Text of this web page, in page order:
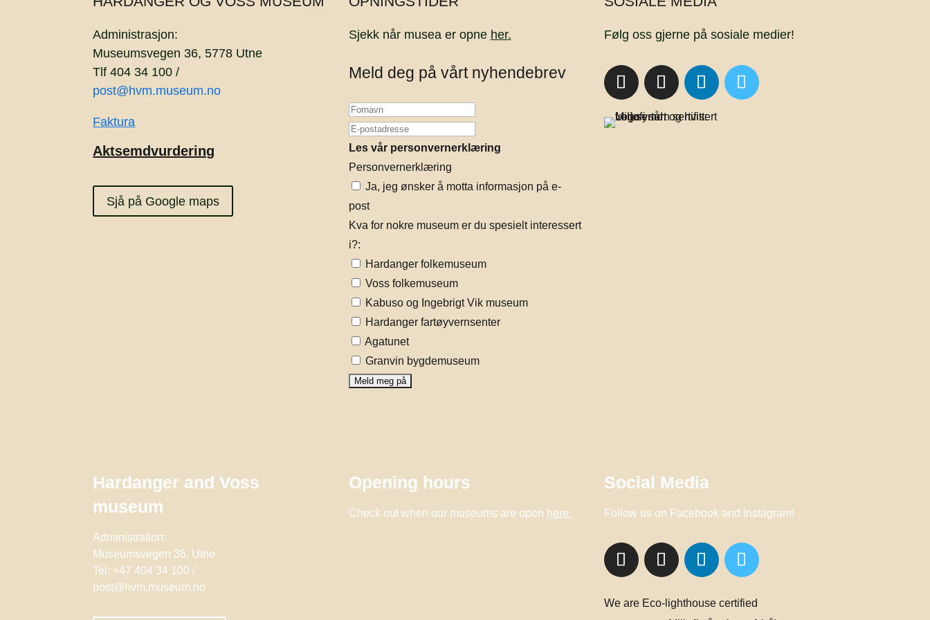
Administrasjon:
Museumsvegen 36, 5778 Utne
Tlf 404 34 100 /
post@hvm.museum.no
Faktura
Aktsemdvurdering
Sjå på Google maps
Sjekk når musea er opne her.
Meld deg på vårt nyhendebrev
Les vår personvernerklæring
Personvernerklæring
Ja, jeg ønsker å motta informasjon på e-
post
Kva for nokre museum er du spesielt interessert
i?:
Hardanger folkemuseum
Voss folkemuseum
Kabuso og Ingebrigt Vik museum
Hardanger fartøyvernsenter
Agatunet
Granvin bygdemuseum
Følg oss gjerne på sosiale medier!
Hardanger and Voss
museum
Administration:
Museumsvegen 36, Utne
Tel: +47 404 34 100 /
post@hvm.museum.no
Opening hours
Check out when our museums are open here.
Social Media
Follow us on Facebook and Instagram!
We are Eco-lighthouse certified